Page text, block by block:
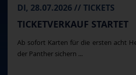
DI, 28.07.2026 // TICKETS
TICKETVERKAUF STARTET
Ab sofort Karten für die ersten acht
der Panther sichern ...